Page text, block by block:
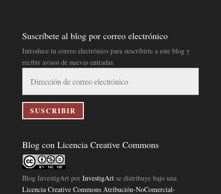
Suscríbete al blog por correo electrónico
Introduce tu correo electrónico para suscribirte a este blog y
recibir avisos de nuevas entradas.
correo
electrónico
SUSCRIBIR
Blog con Licencia Creative Commons
Blog InvestigArtpor InvestigArtse distribuye bajo una
Licencia Creative Commons Atribución-NoComercial-